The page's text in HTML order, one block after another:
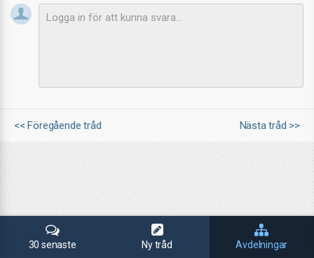
<< Föregående tråd Nästa tråd >>
30 senaste Ny tråd Avdelningar